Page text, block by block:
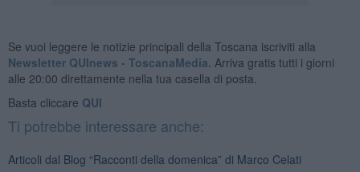
Se vuoi leggere le notizie principali della Toscana iscriviti alla
Newsletter QUInews - ToscanaMedia. Arriva gratis tutti i giorni
alle 20:00 direttamente nella tua casella di posta.
Basta cliccare QUI
Ti potrebbe interessare anche:
Articoli dal Blog “Racconti della domenica” di Marco Celati